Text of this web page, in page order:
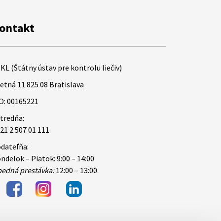
(Štátny ústav pre kontrolu liečiv)
11 825 08 Bratislava
00165221
2 507 01 111
– Piatok: 9:00 – 14:00
prestávka:12:00 – 13:00